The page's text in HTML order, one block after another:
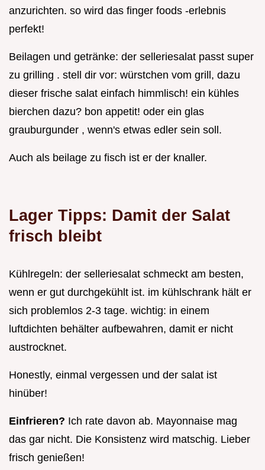
anzurichten. so wird das finger foods -erlebnis
perfekt!
Beilagen und getränke: der selleriesalat passt super
zu grilling . stell dir vor: würstchen vom grill, dazu
dieser frische salat einfach himmlisch! ein kühles
bierchen dazu? bon appetit! oder ein glas
grauburgunder , wenn's etwas edler sein soll.
Auch als beilage zu fisch ist er der knaller.
Lager Tipps: Damit der Salat
frisch bleibt
Kühlregeln: der selleriesalat schmeckt am besten,
wenn er gut durchgekühlt ist. im kühlschrank hält er
sich problemlos 2-3 tage. wichtig: in einem
luftdichten behälter aufbewahren, damit er nicht
austrocknet.
Honestly, einmal vergessen und der salat ist
hinüber!
Einfrieren? Ich rate davon ab. Mayonnaise mag
das gar nicht. Die Konsistenz wird matschig. Lieber
frisch genießen!